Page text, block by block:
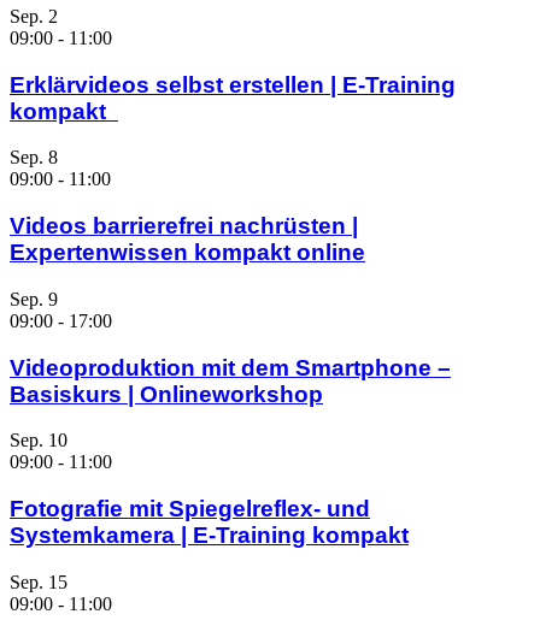
Sep. 2
09:00 - 11:00
Erklärvideos selbst erstellen | E-Training
kompakt
Sep. 8
09:00 - 11:00
Videos barrierefrei nachrüsten |
Expertenwissen kompakt online
Sep. 9
09:00 - 17:00
Videoproduktion mit dem Smartphone –
Basiskurs | Onlineworkshop
Sep. 10
09:00 - 11:00
Fotografie mit Spiegelreflex- und
Systemkamera | E-Training kompakt
Sep. 15
09:00 - 11:00